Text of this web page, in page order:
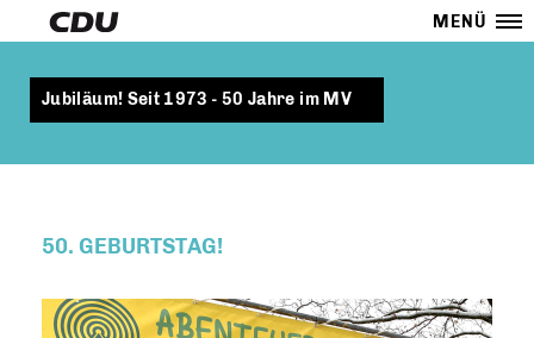
MENÜ
Jubiläum! Seit 1973 - 50 Jahre im MV
50. GEBURTSTAG!